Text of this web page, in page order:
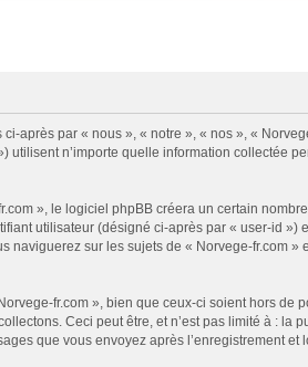
par « nous », « notre », « nos », «
n’importe quelle information collectée
», le logiciel phpBB créera un certain
utilisateur (désigné ci-après par « user-id
sur les sujets de « Norvege-fr.com
fr.com », bien que ceux-ci soient hors
Ceci peut être, et n’est pas limité à :
que vous envoyez après l’enregistrement